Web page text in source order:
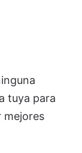
tuya para
mejores